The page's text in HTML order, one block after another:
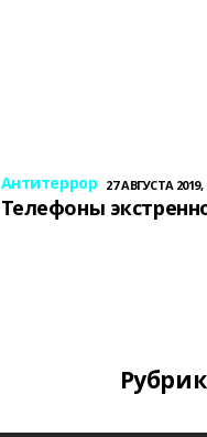
Антитеррор 27 АВГУСТА 2019,
Телефоны